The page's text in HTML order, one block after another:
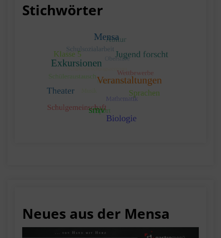
Stichwörter
Neues aus der Mensa